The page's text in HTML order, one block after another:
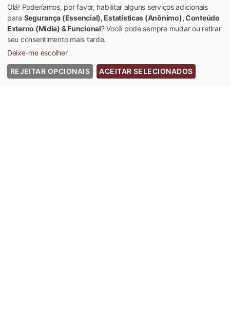
Olá! Poderíamos, por favor, habilitar alguns serviços adicionais
para Segurança (Essencial), Estatísticas (Anônimo), Conteúdo
Externo (Mídia) & Funcional? Você pode sempre mudar ou retirar
seu consentimento mais tarde.
Deixe-me escolher
REJEITAR OPCIONAIS ACEITAR SELECIONADOS